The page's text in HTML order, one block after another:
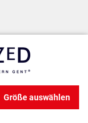
Größe auswählen